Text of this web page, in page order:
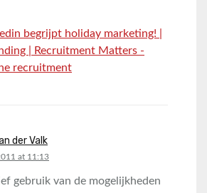
begrijpt holiday marketing! |
| Recruitment Matters -
recruitment
der Valk
at 11:13
gebruik van de mogelijkheden